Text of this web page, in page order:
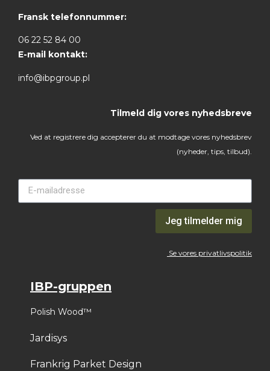
Fransk telefonnummer:
06 22 52 84 00
E-mail kontakt:
info@ibpgroup.pl
Tilmeld dig vores nyhedsbreve
Ved at registrere dig accepterer du at modtage vores nyhedsbrev
(nyheder, tips, tilbud).
Jeg tilmelder mig
Se vores privatlivspolitik
IBP-gruppen
Polish Wood™
Jardisys
Frankrig Parket Design